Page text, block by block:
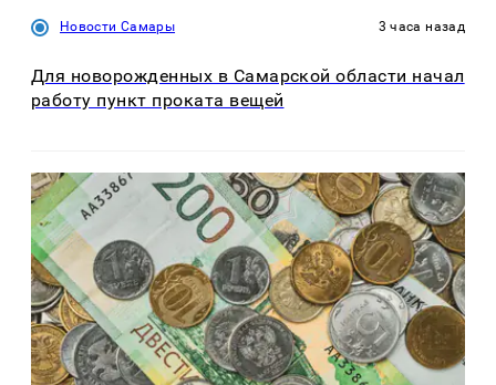
Новости Самары 3 часа назад
Для новорожденных в Самарской области начал
работу пункт проката вещей